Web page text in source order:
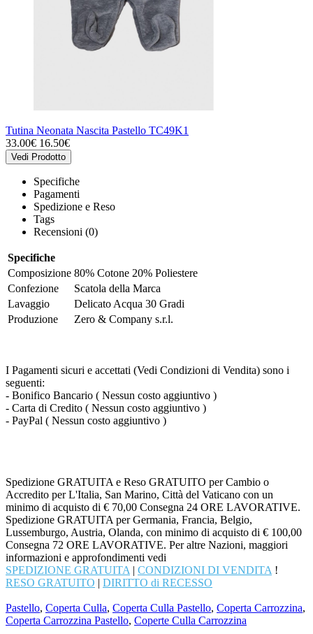
Tutina Neonata Nascita Pastello TC49K1
33.00€ 16.50€
Vedi Prodotto
Specifiche
Pagamenti
Spedizione e Reso
Tags
Recensioni (0)
Specifiche
Composizione 80% Cotone 20% Poliestere
Confezione
Scatola della Marca
Lavaggio
Delicato Acqua 30 Gradi
Produzione
Zero & Company s.r.l.
I Pagamenti sicuri e accettati (Vedi Condizioni di Vendita) sono i
seguenti:
- Bonifico Bancario ( Nessun costo aggiuntivo )
- Carta di Credito ( Nessun costo aggiuntivo )
- PayPal ( Nessun costo aggiuntivo )
Spedizione GRATUITA e Reso GRATUITO per Cambio o
Accredito per L'Italia, San Marino, Città del Vaticano con un
minimo di acquisto di € 70,00 Consegna 24 ORE LAVORATIVE.
Spedizione GRATUITA per Germania, Francia, Belgio,
Lussemburgo, Austria, Olanda, con minimo di acquisto di € 100,00
Consegna 72 ORE LAVORATIVE. Per altre Nazioni, maggiori
informazioni e approfondimenti vedi
SPEDIZIONE GRATUITA| CONDIZIONI DI VENDITA!
RESO GRATUITO | DIRITTO di RECESSO
Pastello, Coperta Culla, Coperta Culla Pastello, Coperta Carrozzina,
Coperta Carrozzina Pastello, Coperte Culla Carrozzina